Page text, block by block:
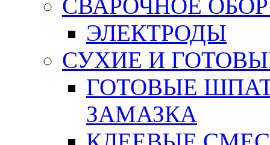
СВАРОЧНОЕ
ЭЛЕКТРОДЫ
СУХИЕ И
ГОТОВЫЕ
ЗАМАЗКА